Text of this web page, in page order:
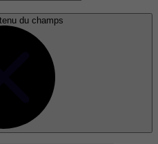
du champs